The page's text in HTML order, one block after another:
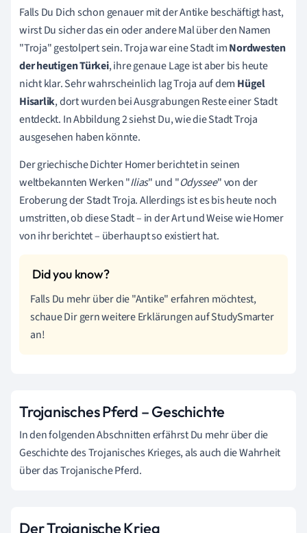
Falls Du Dich schon genauer mit derAntikebeschäftigt hast,
wirst Du sicher das ein oder andere Mal über den Namen
"Troja" gestolpert sein. Troja war eine Stadt imNordwesten
der heutigen Türkei, ihre genaue Lage ist aber bis heute
nicht klar. Sehr wahrscheinlich lag Troja auf dem Hügel
Hisarlik, dort wurden bei Ausgrabungen Reste einer Stadt
entdeckt. In Abbildung 2 siehst Du, wie die Stadt Troja
ausgesehen haben könnte.
Der griechische DichterHomerberichtet in seinen
weltbekannten Werken "Ilias" und "Odyssee" von der
Eroberung der Stadt Troja. Allerdings ist es bis heute noch
umstritten, ob diese Stadt – in der Art und Weise wie Homer
von ihr berichtet – überhaupt so existiert hat.
Falls Du mehr über die "Antike" erfahren möchtest,
schaue Dir gern weitere Erklärungen auf StudySmarter
an!
Trojanisches Pferd – Geschichte
In den folgenden Abschnitten erfährst Du mehr über die
Geschichte des Trojanisches Krieges, als auch die Wahrheit
über das Trojanische Pferd.
Der Trojanische Krieg